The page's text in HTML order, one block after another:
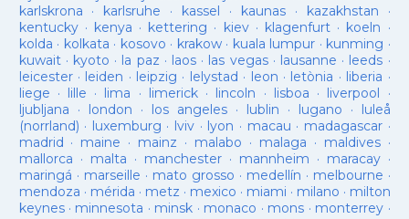
karlskrona · karlsruhe · kassel · kaunas· kazakhstan ·
kentucky· kenya · kettering · kiev· klagenfurt · koeln ·
kolda · kolkata · kosovo · krakow· kuala lumpur · kunming ·
kuwait· kyoto · la paz · laos· las vegas· lausanne · leeds ·
leicester· leiden · leipzig · lelystad · leon · letònia · liberia ·
liege · lille · lima · limerick· lincoln · lisboa · liverpool ·
ljubljana · london · los angeles· lublin · lugano · luleå
(norrland) · luxemburg · lviv · lyon · macau · madagascar·
madrid · maine · mainz · malabo · malaga · maldives·
mallorca · malta · manchester· mannheim · maracay·
maringá · marseille · mato grosso · medellín · melbourne ·
mendoza · mérida · metz · mexico · miami · milano · milton
keynes· minnesota · minsk · monaco · mons · monterrey ·